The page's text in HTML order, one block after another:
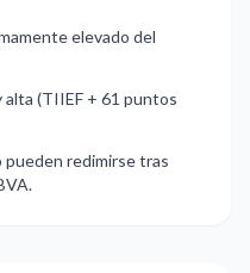
elevado del
alta (TIIEF + 61 puntos
pueden redimirse tras